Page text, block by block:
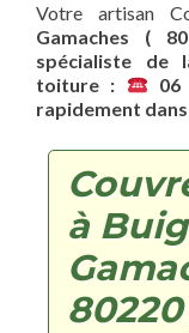
Votre artisan
Gamaches (
spécialiste de
toiture :
06
rapidement
à
80220